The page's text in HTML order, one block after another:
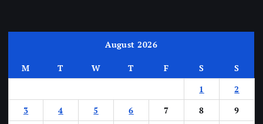
August 2026
M T W T F S
S
1
2
3
4 5 6 7 8
9